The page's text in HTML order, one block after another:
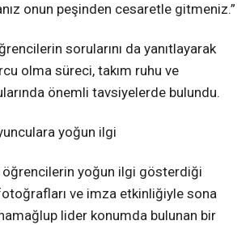
onun peşinden cesaretle gitmeniz.”
sorularını da yanıtlayarak
olma süreci, takım ruhu ve
önemli tavsiyelerde bulundu.
yoğun ilgi
öğrencilerin yoğun ilgi gösterdiği
ve imza etkinliğiyle sona
lider konumda bulunan bir